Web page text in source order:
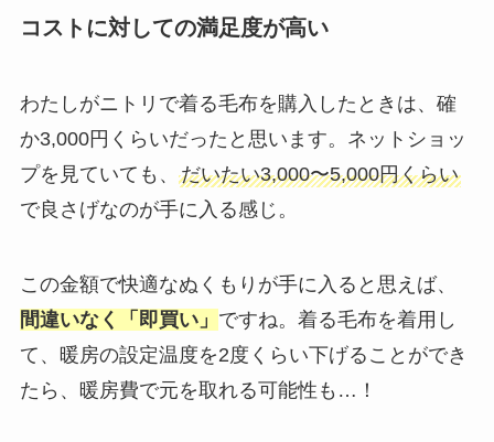
コストに対しての満足度が高い
わたしがニトリで着る毛布を購入したときは、確
か3,000円くらいだったと思います。ネットショッ
プを見ていても、 だいたい3,000〜5,000円くらい
で良さげなのが手に入る感じ。
この金額で快適なぬくもりが手に入ると思えば、
間違いなく「即買い」 ですね。着る毛布を着用し
て、暖房の設定温度を2度くらい下げることができ
たら、暖房費で元を取れる可能性も…！